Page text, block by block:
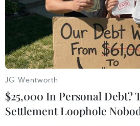
09/08/2026 09:23
Hơn 40 sáng kiến thanh niên
tại Ngày Quốc tế Thanh niên
09/08/2026 09:19
Đà Nẵng mở rộng tìm kiếm 2
JG Wentworth
$25,000 In Personal Debt?
Settlement Loophole